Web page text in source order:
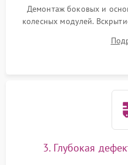
Демонтаж боковых и
колесных модулей.
очистка внутренних
скопившейся пыли,
3. Глубокая